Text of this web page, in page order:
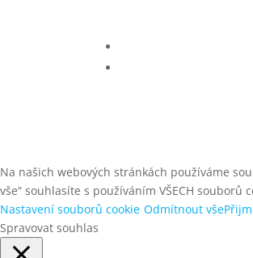
Na našich webových stránkách používáme
vše“ souhlasíte s používáním VŠECH
Nastavení souborů cookie Odmítnout vše
Spravovat souhlas